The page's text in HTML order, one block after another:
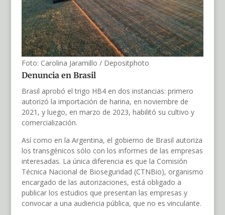
Foto: Carolina Jaramillo / Depositphoto
Denuncia en Brasil
Brasil aprobó el trigo HB4 en dos instancias: primero
autorizó la importación de harina, en noviembre de
2021, y luego, en marzo de 2023, habilitó su cultivo y
comercialización.
Así como en la Argentina, el gobierno de Brasil autoriza
los transgénicos sólo con los informes de las empresas
interesadas. La única diferencia es que la Comisión
Técnica Nacional de Bioseguridad (CTNBio), organismo
encargado de las autorizaciones, está obligado a
publicar los estudios que presentan las empresas y
convocar a una audiencia pública, que no es vinculante.